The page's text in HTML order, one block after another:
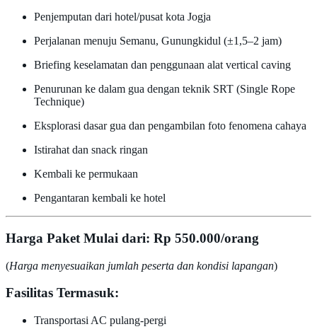
Penjemputan dari hotel/pusat kota Jogja
Perjalanan menuju Semanu, Gunungkidul (±1,5–2 jam)
Briefing keselamatan dan penggunaan alat vertical caving
Penurunan ke dalam gua dengan teknik SRT (Single Rope
Technique)
Eksplorasi dasar gua dan pengambilan foto fenomena cahaya
Istirahat dan snack ringan
Kembali ke permukaan
Pengantaran kembali ke hotel
Harga Paket Mulai dari: Rp 550.000/orang
(Harga menyesuaikan jumlah peserta dan kondisi lapangan)
Fasilitas Termasuk:
Transportasi AC pulang-pergi